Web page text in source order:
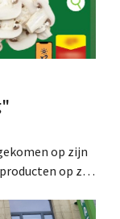
op zijn
op zijn